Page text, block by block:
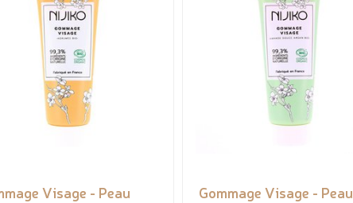
Visage - Peau
Gommage Visage - Peau